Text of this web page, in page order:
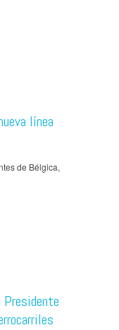
línea
de Bélgica,